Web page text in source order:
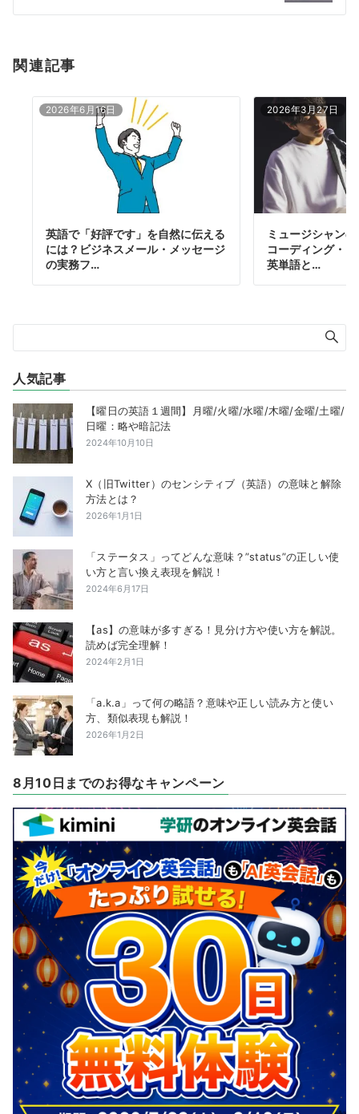
ン
関連記事
2026年6月16日
英語で「好評です」を自然に伝える
には？ビジネスメール・メッセージ
の実務フ…
2026年3月27日
ミュージシャン
コーディング・
英単語と…
人気記事
【曜日の英語１週間】月曜/火曜/水曜/木曜/金曜/土曜/
日曜：略や暗記法
2024年10月10日
X（旧Twitter）のセンシティブ（英語）の意味と解除
方法とは？
2026年1月1日
「ステータス」ってどんな意味？”status”の正しい使
い方と言い換え表現を解説！
2024年6月17日
【as】の意味が多すぎる！見分け方や使い方を解説。
読めば完全理解！
2024年2月1日
「a.k.a」って何の略語？意味や正しい読み方と使い
方、類似表現も解説！
2026年1月2日
8月10日までのお得なキャンペーン